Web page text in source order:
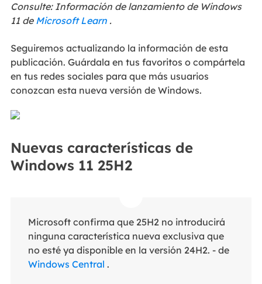
Consulte: Información de lanzamiento de Windows
11 de Microsoft Learn.
Seguiremos actualizando la información de esta
publicación. Guárdala en tus favoritos o compártela
en tus redes sociales para que más usuarios
conozcan esta nueva versión de Windows.
Nuevas características de
Windows 11 25H2
Microsoft confirma que 25H2 no introducirá
ninguna característica nueva exclusiva que
no esté ya disponible en la versión 24H2. - de
Windows Central .